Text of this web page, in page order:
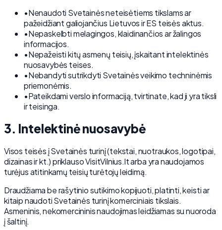
•Nenaudoti Svetainės neteisėtiems tikslams ar
pažeidžiant galiojančius Lietuvos ir ES teisės aktus.
•Nepaskelbti melagingos, klaidinančios ar žalingos
informacijos.
•Nepažeisti kitų asmenų teisių, įskaitant intelektinės
nuosavybės teises.
•Nebandyti sutrikdyti Svetainės veikimo techninėmis
priemonėmis.
•Pateikdami verslo informaciją, tvirtinate, kad ji yra tiksli
ir teisinga.
3. Intelektinė nuosavybė
Visos teisės į Svetainės turinį (tekstai, nuotraukos, logotipai,
dizainas ir kt.) priklauso VisitVilnius.lt arba yra naudojamos
turėjus atitinkamų teisių turėtojų leidimą.
Draudžiama be rašytinio sutikimo kopijuoti, platinti, keisti ar
kitaip naudoti Svetainės turinį komerciniais tikslais.
Asmeninis, nekomercininis naudojimas leidžiamas su nuoroda
į šaltinį.